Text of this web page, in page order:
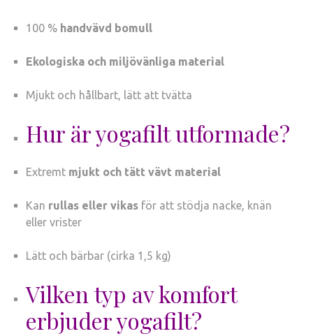
100 % handvävd bomull
Ekologiska och miljövänliga material
Mjukt och hållbart, lätt att tvätta
Hur är yogafilt utformade?
Extremt mjukt och tätt vävt material
Kan rullas eller vikas för att stödja nacke, knän
eller vrister
Lätt och bärbar (cirka 1,5 kg)
Vilken typ av komfort
erbjuder yogafilt?